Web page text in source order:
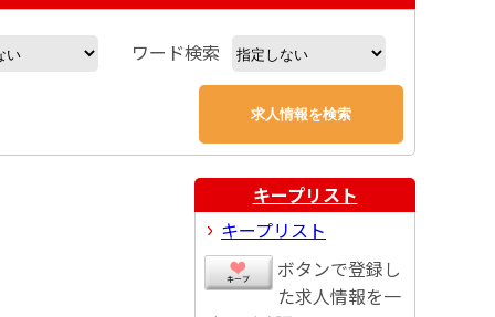
ワード検索
キープリスト
キープリスト
ボタンで登録し
た求人情報を一